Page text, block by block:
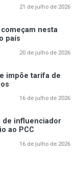
21 de julho de 2026
nesta
país
20 de julho de 2026
impõe tarifa de
16 de julho de 2026
de influenciador
ao PCC
16 de julho de 2026